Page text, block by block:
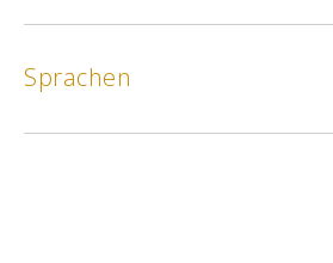
Tagesmenü :
Min.20€
Sprachen